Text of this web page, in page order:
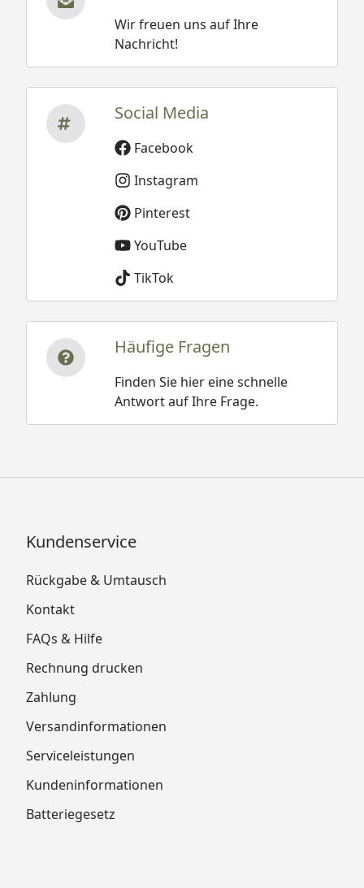
Wir freuen uns auf Ihre
Nachricht!
Social Media
Facebook
Instagram
Pinterest
YouTube
TikTok
Häufige Fragen
Finden Sie hier eine schnelle
Antwort auf Ihre Frage.
Kundenservice
Rückgabe & Umtausch
Kontakt
FAQs & Hilfe
Rechnung drucken
Zahlung
Versandinformationen
Serviceleistungen
Kundeninformationen
Batteriegesetz